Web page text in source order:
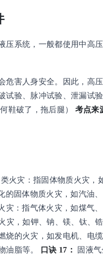
压系统，一般都使用中高
危害人身安全。因此，高
试验、脉冲试验、泄漏试
鞋破了，拖后腿） 考点来
类火灾：指固体物质火灾
的固体物质火灾，如汽油
灾：指气体火灾，如煤气
灾，如钾、钠、镁、钛、
烧的火灾，如发电机、电
油脂等。
口诀 17： 固液